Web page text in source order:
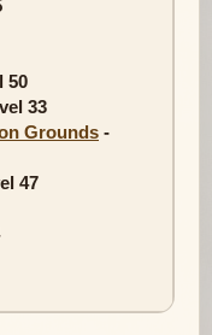
50
33
Grounds -
47